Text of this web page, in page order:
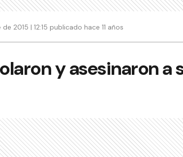
2015 | 12:15 publicado hace 11 años
y asesinaron a